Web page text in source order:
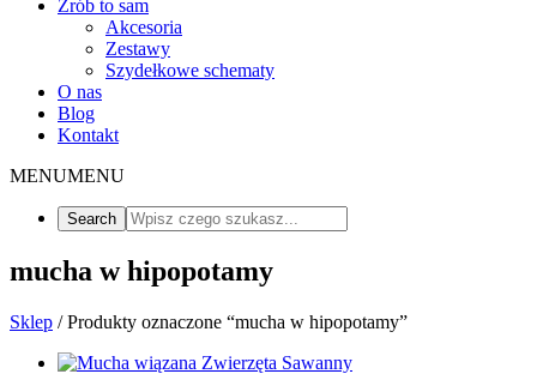
Zrób to sam
Akcesoria
Zestawy
Szydełkowe schematy
O nas
Blog
Kontakt
MENUMENU
mucha w hipopotamy
Sklep / Produkty oznaczone “mucha w hipopotamy”